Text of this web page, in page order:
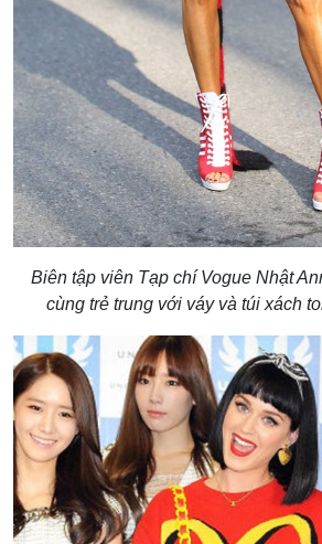
Biên tập viên Tạp chí Vogue Nhật
cùng trẻ trung với váy và túi xách